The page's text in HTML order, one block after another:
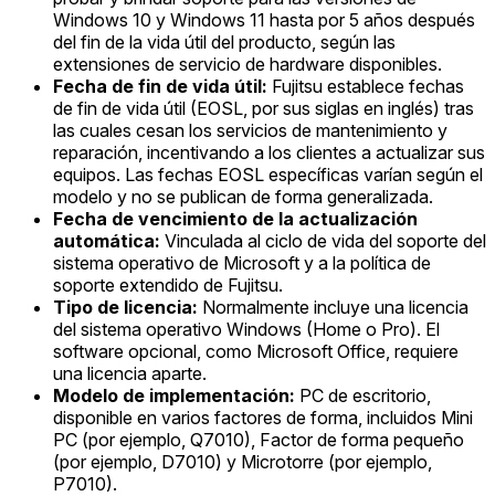
Windows 10 y Windows 11 hasta por 5 años después
del fin de la vida útil del producto, según las
extensiones de servicio de hardware disponibles.
Fecha de fin de vida útil: Fujitsu establece fechas
de fin de vida útil (EOSL, por sus siglas en inglés) tras
las cuales cesan los servicios de mantenimiento y
reparación, incentivando a los clientes a actualizar sus
equipos. Las fechas EOSL específicas varían según el
modelo y no se publican de forma generalizada.
Fecha de vencimiento de la actualización
automática: Vinculada al ciclo de vida del soporte del
sistema operativo de Microsoft y a la política de
soporte extendido de Fujitsu.
Tipo de licencia: Normalmente incluye una licencia
del sistema operativo Windows (Home o Pro). El
software opcional, como Microsoft Office, requiere
una licencia aparte.
Modelo de implementación: PC de escritorio,
disponible en varios factores de forma, incluidos Mini
PC (por ejemplo, Q7010), Factor de forma pequeño
(por ejemplo, D7010) y Microtorre (por ejemplo,
P7010).